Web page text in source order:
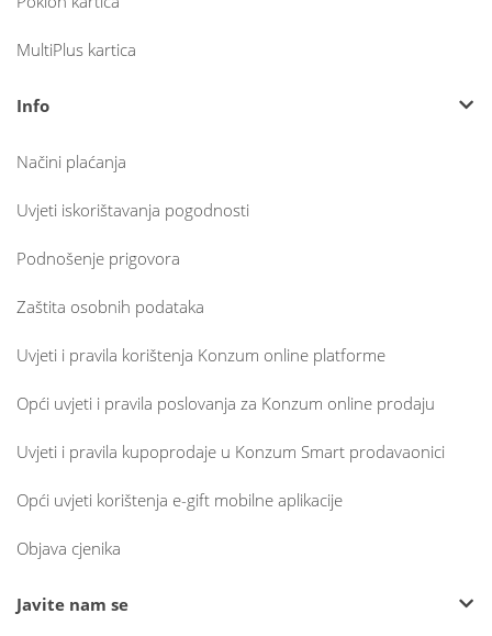
MultiPlus kartica
Info
Načini plaćanja
Uvjeti iskorištavanja pogodnosti
Podnošenje prigovora
Zaštita osobnih podataka
Uvjeti i pravila korištenja Konzum online platforme
Opći uvjeti i pravila poslovanja za Konzum online prodaju
Uvjeti i pravila kupoprodaje u Konzum Smart prodavaonici
Opći uvjeti korištenja e-gift mobilne aplikacije
Objava cjenika
Javite nam se